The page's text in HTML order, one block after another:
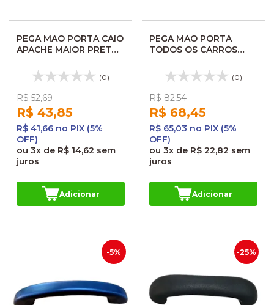
PEGA MAO PORTA CAIO
APACHE MAIOR PRETO
(0)
R$ 52,69
R$ 43,85
R$ 41,66 no PIX (5%
OFF)
ou 3x de R$ 14,62 sem
juros
Adicionar
PEGA MAO PORTA
TODOS OS CARROS
46814
(0)
R$ 82,54
R$ 68,45
R$ 65,03 no PIX (5%
OFF)
ou 3x de R$ 22,82 sem
juros
Adicionar
-5% -25%